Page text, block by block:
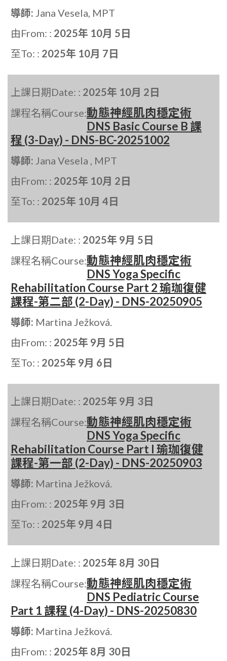
導師: Jana Vesela, MPT
由From: : 2025年 10月 5日
至To: : 2025年 10月 7日
上課日期Date: : 2025年 10月 2日
課程名稱Course:動態神經肌肉穩定術
DNS Basic Course B 課
程 (3-Day) - DNS-BC-20251002
導師: Jana Vesela , MPT
由From: : 2025年 10月 2日
至To: : 2025年 10月 4日
上課日期Date: : 2025年 9月 5日
課程名稱Course:動態神經肌肉穩定術
DNS Yoga Specific
Rehabilitation Course Part 2 瑜珈復健
課程-第二部 (2-Day) - DNS-20250905
導師: Martina Ježková.
由From: : 2025年 9月 5日
至To: : 2025年 9月 6日
上課日期Date: : 2025年 9月 3日
課程名稱Course:動態神經肌肉穩定術
DNS Yoga Specific
Rehabilitation Course Part I 瑜珈復健
課程-第一部 (2-Day) - DNS-20250903
導師: Martina Ježková.
由From: : 2025年 9月 3日
至To: : 2025年 9月 4日
上課日期Date: : 2025年 8月 30日
課程名稱Course:動態神經肌肉穩定術
DNS Pediatric Course
Part 1 課程 (4-Day) - DNS-20250830
導師: Martina Ježková.
由From: : 2025年 8月 30日